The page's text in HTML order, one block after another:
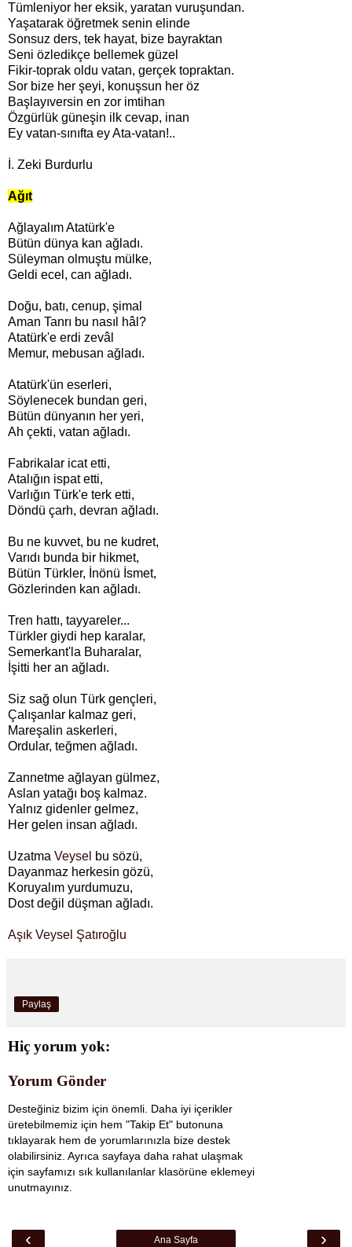
Tümleniyor her eksik, yaratan vuruşundan.
Yaşatarak öğretmek senin elinde
Sonsuz ders, tek hayat, bize bayraktan
Seni özledikçe bellemek güzel
Fikir-toprak oldu vatan, gerçek topraktan.
Sor bize her şeyi, konuşsun her öz
Başlayıversin en zor imtihan
Özgürlük güneşin ilk cevap, inan
Ey vatan-sınıfta ey Ata-vatan!..
İ. Zeki Burdurlu
Ağıt
Ağlayalım Atatürk'e
Bütün dünya kan ağladı.
Süleyman olmuştu mülke,
Geldi ecel, can ağladı.
Doğu, batı, cenup, şimal
Aman Tanrı bu nasıl hâl?
Atatürk'e erdi zevâl
Memur, mebusan ağladı.
Atatürk'ün eserleri,
Söylenecek bundan geri,
Bütün dünyanın her yeri,
Ah çekti, vatan ağladı.
Fabrikalar icat etti,
Atalığın ispat etti,
Varlığın Türk'e terk etti,
Döndü çarh, devran ağladı.
Bu ne kuvvet, bu ne kudret,
Varıdı bunda bir hikmet,
Bütün Türkler, İnönü İsmet,
Gözlerinden kan ağladı.
Tren hattı, tayyareler...
Türkler giydi hep karalar,
Semerkant'la Buharalar,
İşitti her an ağladı.
Siz sağ olun Türk gençleri,
Çalışanlar kalmaz geri,
Mareşalin askerleri,
Ordular, teğmen ağladı.
Zannetme ağlayan gülmez,
Aslan yatağı boş kalmaz.
Yalnız gidenler gelmez,
Her gelen insan ağladı.
Uzatma Veysel bu sözü,
Dayanmaz herkesin gözü,
Koruyalım yurdumuzu,
Dost değil düşman ağladı.
Aşık Veysel Şatıroğlu
Paylaş
Hiç yorum yok:
Yorum Gönder
Desteğiniz bizim için önemli. Daha iyi içerikler
üretebilmemiz için hem "Takip Et" butonuna
tıklayarak hem de yorumlarınızla bize destek
olabilirsiniz. Ayrıca sayfaya daha rahat ulaşmak
için sayfamızı sık kullanılanlar klasörüne eklemeyi
unutmayınız.
‹ ›
Ana Sayfa